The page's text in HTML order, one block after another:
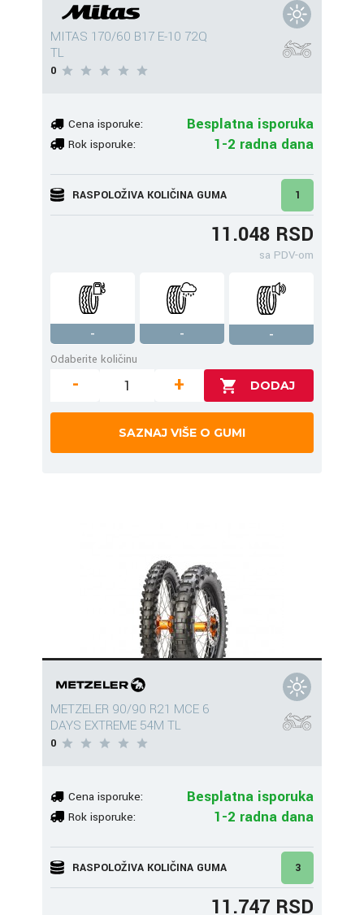
MITAS 170/60 B17 E-10 72Q
TL
0
Cena isporuke: Besplatna isporuka
Rok isporuke: 1-2 radna dana
RASPOLOŽIVA KOLIČINA GUMA 1
11.048 RSD
sa PDV-om
- -
-
Odaberite količinu
- +
SAZNAJ VIŠE O GUMI
METZELER 90/90 R21 MCE 6
DAYS EXTREME 54M TL
0
Cena isporuke: Besplatna isporuka
Rok isporuke: 1-2 radna dana
RASPOLOŽIVA KOLIČINA GUMA 3
11.747 RSD